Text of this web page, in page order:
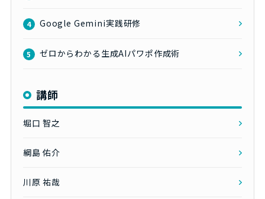
4 Google Gemini実践研修
5 ゼロからわかる生成AIパワポ作成術
講師
堀口 智之
綱島 佑介
川原 祐哉